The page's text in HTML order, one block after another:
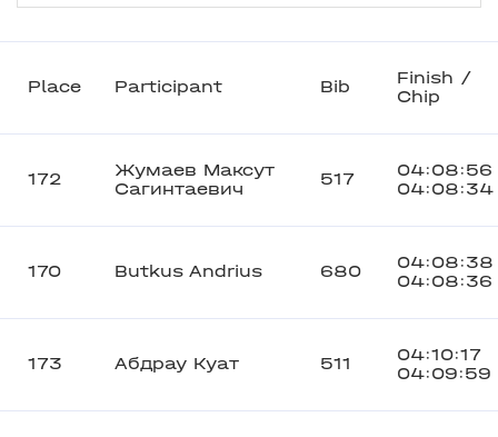
Place Participant Bib
Finish /
Chip
172
Жумаев Максут
Сагинтаевич
517
04:08:56
04:08:34
170 Butkus Andrius 680
04:08:38
04:08:36
173 Абдрау Куат 511
04:10:17
04:09:59